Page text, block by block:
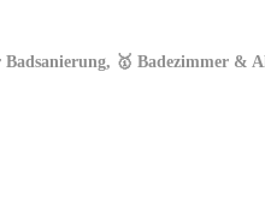
🥇 Badezimmer